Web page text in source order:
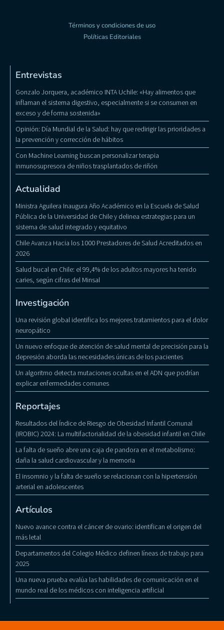
Términos y condiciones de uso
Políticas Editoriales
Entrevistas
Gonzalo Jorquera, académico INTA Uchile: «Hay alimentos que
inflaman el sistema digestivo, especialmente si se consumen en
exceso y de forma sostenida»
Opinión: Día Mundial de la Salud: hay que redirigir las prioridades a
la prevención y corrección de hábitos
Con Machine Learning buscan personalizar terapia
inmunosupresora de niños trasplantados de riñón
Actualidad
Ministra Aguilera Inaugura Año Académico en la Escuela de Salud
Pública de la Universidad de Chile y delinea estrategias para un
sistema de salud integrado y equitativo
Chile Avanza Hacia los 1000 Prestadores de Salud Acreditados en
2026
Salud bucal en Chile: el 99,4% de los adultos mayores ha tenido
caries, según cifras del Minsal
Investigación
Una revisión global identifica los mejores tratamientos para el dolor
neuropático
Un nuevo enfoque de atención de salud mental de precisión para la
depresión aborda las necesidades únicas de los pacientes
Un algoritmo detecta mutaciones ocultas en el ADN que podrían
explicar enfermedades comunes
Reportajes
Resultados del Índice de Riesgo de Obesidad Infantil Comunal
(IROBIC) 2024: La multifactorialidad de la obesidad infantil en Chile
La falta de sueño abre una caja de pandora en el metabolismo:
daña la salud cardiovascular y la memoria
El insomnio y la falta de sueño se relacionan con la hipertensión
arterial en adolescentes
Artículos
Nuevo avance contra el cáncer de ovario: identifican el origen del
más letal
Departamentos del Colegio Médico definen líneas de trabajo para
2025
Una nueva prueba evalúa las habilidades de comunicación en el
mundo real de los médicos con inteligencia artificial